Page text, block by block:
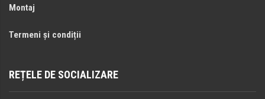
Montaj
Termeni și condiții
REȚELE DE SOCIALIZARE